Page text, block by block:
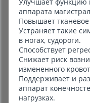
аппарата
Повышает
Устраняет такие
в ногах, судороги.
Способствует
Снижает риск
измененного
Поддерживает и
аппарат
нагрузках.